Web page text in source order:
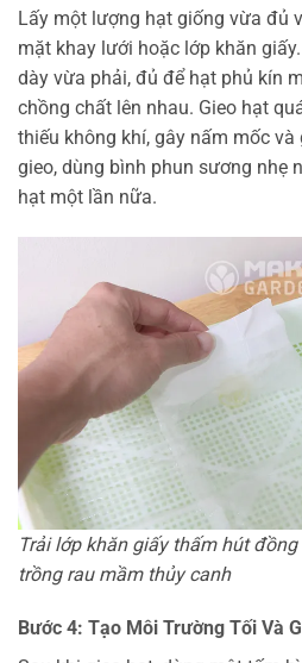
Lấy một lượng hạt giống vừa đủ
mặt khay lưới hoặc lớp khăn
dày vừa phải, đủ để hạt phủ kín
chồng chất lên nhau. Gieo hạt
thiếu không khí, gây nấm mốc
gieo, dùng bình phun sương nhẹ
hạt một lần nữa.
Trải lớp khăn giấy thấm hút
trồng rau mầm thủy canh
Bước 4: Tạo Môi Trường Tối Và